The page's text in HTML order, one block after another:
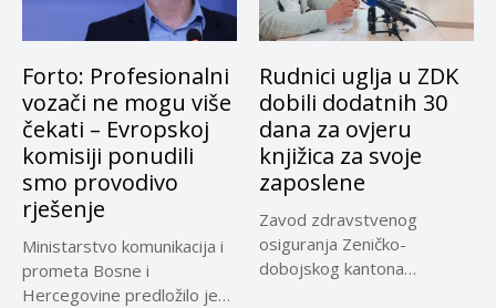
Forto: Profesionalni
vozači ne mogu više
čekati – Evropskoj
komisiji ponudili
smo provodivo
rješenje
Ministarstvo komunikacija i
prometa Bosne i
Hercegovine predložilo je
Rudnici uglja u ZDK
dobili dodatnih 30
dana za ovjeru
knjižica za svoje
zaposlene
Zavod zdravstvenog
osiguranja Zeničko-
dobojskog kantona